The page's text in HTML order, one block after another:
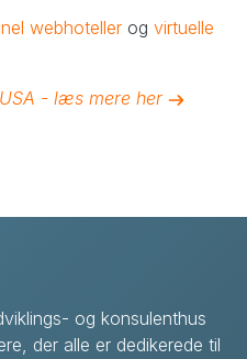
webhoteller og virtuelle
- læs mere her
og konsulenthus
der alle er dedikerede til